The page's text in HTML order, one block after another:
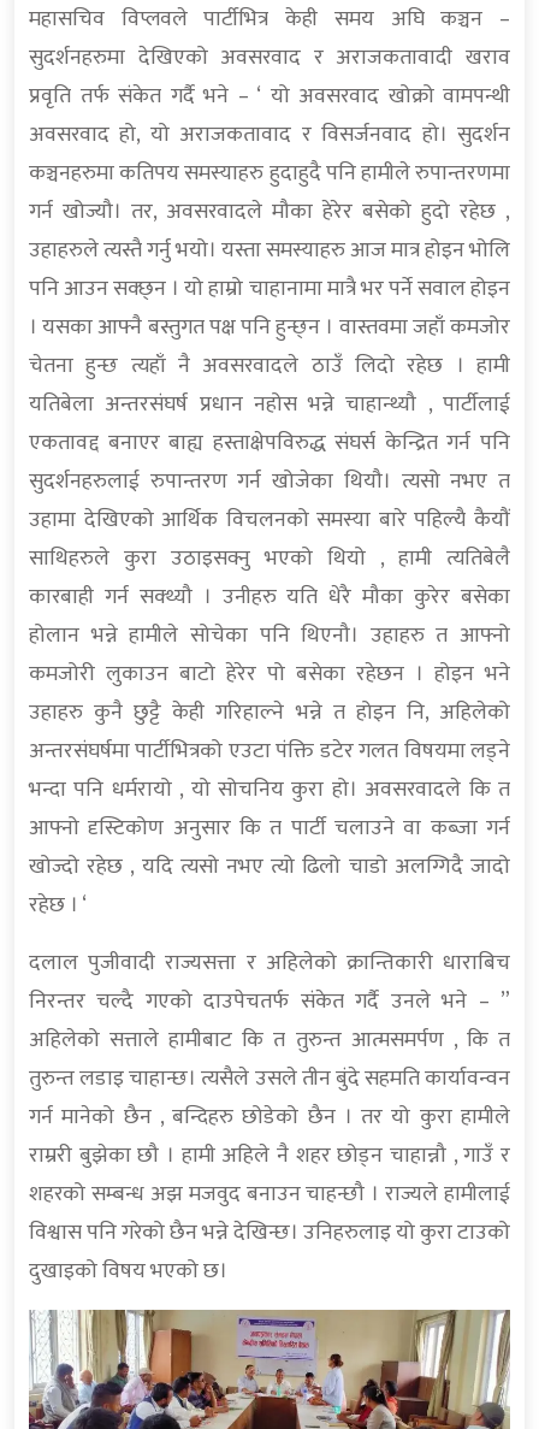
महासचिव विप्लवले पार्टीभित्र केही समय अघि कञ्चन –
सुदर्शनहरुमा देखिएको अवसरवाद र अराजकतावादी खराव
प्रवृति तर्फ संकेत गर्दै भने – ‘ यो अवसरवाद खोक्रो वामपन्थी
अवसरवाद हो, यो अराजकतावाद र विसर्जनवाद हो। सुदर्शन
कञ्चनहरुमा कतिपय समस्याहरु हुदाहुदै पनि हामीले रुपान्तरणमा
गर्न खोज्यौ। तर, अवसरवादले मौका हेरेर बसेको हुदो रहेछ ,
उहाहरुले त्यस्तै गर्नु भयो। यस्ता समस्याहरु आज मात्र होइन भोलि
पनि आउन सक्छ्न । यो हाम्रो चाहानामा मात्रै भर पर्ने सवाल होइन
। यसका आफ्नै बस्तुगत पक्ष पनि हुन्छ्न । वास्तवमा जहाँ कमजोर
चेतना हुन्छ त्यहाँ नै अवसरवादले ठाउँ लिदो रहेछ । हामी
यतिबेला अन्तरसंघर्ष प्रधान नहोस भन्ने चाहान्थ्यौ , पार्टीलाई
एकतावद्द बनाएर बाह्य हस्ताक्षेपविरुद्ध संघर्स केन्द्रित गर्न पनि
सुदर्शनहरुलाई रुपान्तरण गर्न खोजेका थियौ। त्यसो नभए त
उहामा देखिएको आर्थिक विचलनको समस्या बारे पहिल्यै कैयौं
साथिहरुले कुरा उठाइसक्नु भएको थियो , हामी त्यतिबेलै
कारबाही गर्न सक्थ्यौ । उनीहरु यति धेरै मौका कुरेर बसेका
होलान भन्ने हामीले सोचेका पनि थिएनौ। उहाहरु त आफ्नो
कमजोरी लुकाउन बाटो हेरेर पो बसेका रहेछन । होइन भने
उहाहरु कुनै छुट्टै केही गरिहाल्ने भन्ने त होइन नि, अहिलेको
अन्तरसंघर्षमा पार्टीभित्रको एउटा पंक्ति डटेर गलत विषयमा लड्ने
भन्दा पनि धर्मरायो , यो सोचनिय कुरा हो। अवसरवादले कि त
आफ्नो दृस्टिकोण अनुसार कि त पार्टी चलाउने वा कब्जा गर्न
खोज्दो रहेछ , यदि त्यसो नभए त्यो ढिलो चाडो अलग्गिदै जादो
रहेछ । ‘
दलाल पुजीवादी राज्यसत्ता र अहिलेको क्रान्तिकारी धाराबिच
निरन्तर चल्दै गएको दाउपेचतर्फ संकेत गर्दै उनले भने – ”
अहिलेको सत्ताले हामीबाट कि त तुरुन्त आत्मसमर्पण , कि त
तुरुन्त लडाइ चाहान्छ। त्यसैले उसले तीन बुंदे सहमति कार्यावन्वन
गर्न मानेको छैन , बन्दिहरु छोडेको छैन । तर यो कुरा हामीले
राम्ररी बुझेका छौ । हामी अहिले नै शहर छोड्न चाहान्नौ , गाउँ र
शहरको सम्बन्ध अझ मजवुद बनाउन चाहन्छौ । राज्यले हामीलाई
विश्वास पनि गरेको छैन भन्ने देखिन्छ। उनिहरुलाइ यो कुरा टाउको
दुखाइको विषय भएको छ।